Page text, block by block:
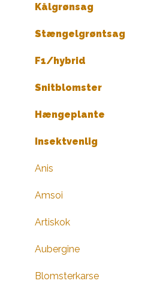
Kålgrønsag
Stængelgrøntsag
F1/hybrid
Snitblomster
Hængeplante
Insektvenlig
Anis
Amsoi
Artiskok
Aubergine
Blomsterkarse